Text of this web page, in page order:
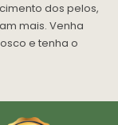
dos pelos,
mais. Venha
e tenha o